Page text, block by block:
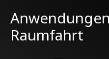
Raumfahrt